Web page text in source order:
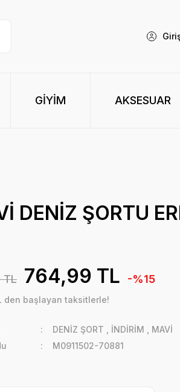
GİYİM AKSESUAR
DENİZ ŞORTU
TL 764,99 TL -%15
den başlayan taksitlerle!
DENİZ ŞORT İNDİRİM
MAVİ
M0911502-70881